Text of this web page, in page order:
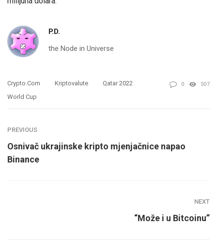
P.D.
the Node in Universe
Crypto.com Kriptovalute
Qatar 2022
World Cup
0 507
PREVIOUS
Osnivač ukrajinske kripto mjenjačnice napao
Binance
NEXT
“Može i u Bitcoinu”